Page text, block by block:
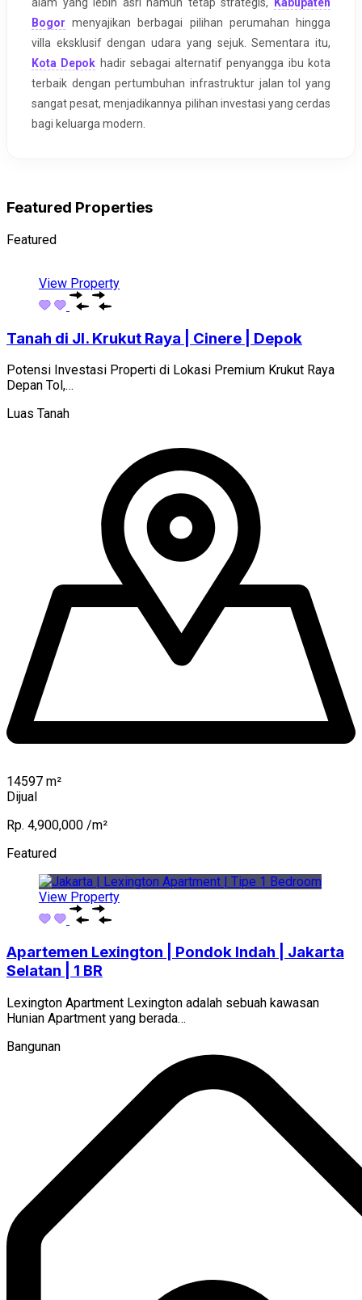
Bogor menyajikan berbagai pilihan perumahan hingga
villa eksklusif dengan udara yang sejuk. Sementara itu,
Kota Depok hadir sebagai alternatif penyangga ibu kota
terbaik dengan pertumbuhan infrastruktur jalan tol yang
sangat pesat, menjadikannya pilihan investasi yang cerdas
bagi keluarga modern.
Featured Properties
Featured
View Property
Tanah di Jl. Krukut Raya | Cinere | Depok
Potensi Investasi Properti di Lokasi Premium Krukut Raya
Depan Tol,…
Luas Tanah
14597 m²
Dijual
Rp. 4,900,000 /m²
Featured
View Property
Apartemen Lexington | Pondok Indah | Jakarta
Selatan | 1 BR
Lexington Apartment Lexington adalah sebuah kawasan
Hunian Apartment yang berada…
Bangunan